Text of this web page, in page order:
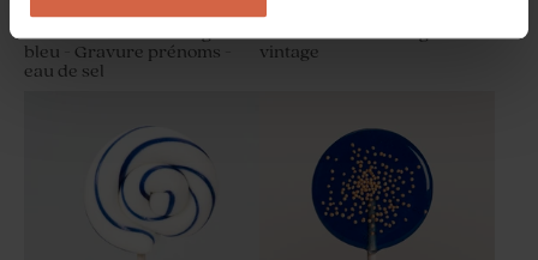
Savon artisanal mariage
bleu - Gravure prénoms -
eau de sel
Tube à bulles mariage
vintage